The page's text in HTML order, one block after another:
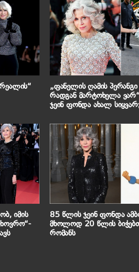
„ფანელის ღამის პერანგი
რადგან მარტოხელა
ჯეინ ფონდა ახალ
იმის
85 წლის ჯეინ ფონდა
მხოლოდ 20 წლის
რომანს